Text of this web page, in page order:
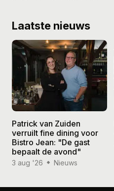
Laatste nieuws
Patrick van Zuiden
verruilt fine dining voor
Bistro Jean: "De gast
bepaalt de avond"
3 aug '26 Nieuws